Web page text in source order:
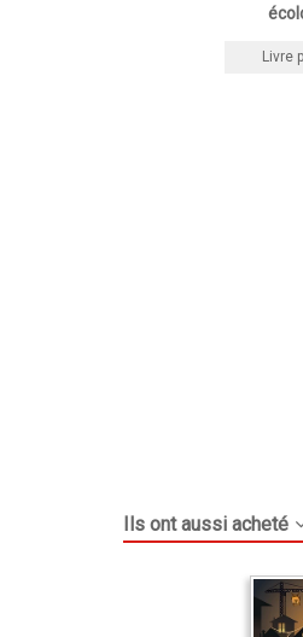
Livre
Ils ont aussi acheté